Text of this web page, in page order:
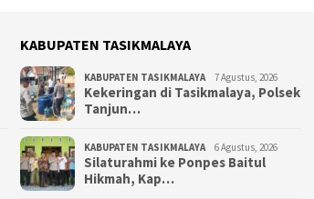
KABUPATEN TASIKMALAYA
KABUPATEN TASIKMALAYA 7 Agustus, 2026
Kekeringan di Tasikmalaya, Polsek
Tanjun…
KABUPATEN TASIKMALAYA 6 Agustus, 2026
Silaturahmi ke Ponpes Baitul
Hikmah, Kap…